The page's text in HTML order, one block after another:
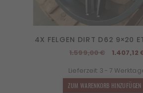
4X FELGEN DIRT D62 9×20
1.599,00€
war:
1.599,00 €
1.407,12
Lieferzeit: 3 - 7
ZUM WARENKORB HINZUFÜGEN